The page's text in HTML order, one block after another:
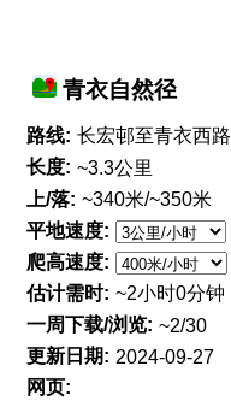
青衣自然径
路线: 长宏邨至青衣西路
长度: ~3.3公里
上/落: ~340米/~350米
平地速度:
爬高速度:
估计需时: ~2小时0分钟
一周下载/浏览: ~2/30
更新日期: 2024-09-27
网页: